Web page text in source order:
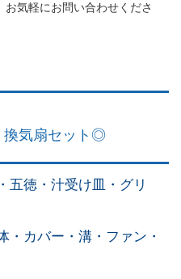
気軽にお問い合わせくださ
気扇セット◎
五徳・汁受け皿・グリ
・カバー・溝・ファン・